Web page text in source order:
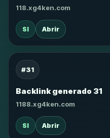
118.xg4ken.com
SI Abrir
#31
Backlink generado 31
1188.xg4ken.com
SI Abrir